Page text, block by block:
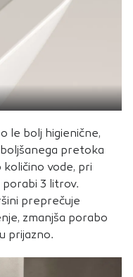
le bolj higienične,
pretoka
vode, pri
3 litrov.
preprečuje
zmanjša porabo
prijazno.